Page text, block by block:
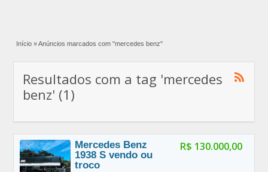
Início » Anúncios marcados com "mercedes benz"
Resultados com a tag 'mercedes
benz' (1)
R$ 130.000,00
Mercedes Benz
1938 S vendo ou
troco